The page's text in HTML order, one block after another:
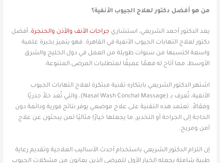
من هو أفضل دكتور لعلاج الجيوب الأنفية؟
يعد الدكتور أحمد الشريعي، استشاري جراحات الأنف والأذن والحنجرة، أفضل
دكتور لعلاج التهابات الجيوب الأنفية في القاهرة. فهو يتميز بخبرة علمية
واسعة اكتسبها من سنوات طويلة من العمل في دول الخليج والشرق
الأوسط، مما أتاح له فهمًا عميقًا لمتطلبات المرضى المتنوعة.
اشتهر الدكتور الشريعي بابتكاره تقنية مبتكرة لعلاج التهابات الجيوب
الأنفية، تُعرف بـ (Nasal Wash Conchal Massage)، والتي تُعد حلاً جذريًا
وفعّالاً. تعتمد هذه التقنية على علاج موضعي يوفر نتائج فورية ودائمة دون
الحاجة إلى الجراحة أو التخدير، ما يجعلها خيارًا مثاليًا لمن يبحثون عن علاج
آمن ومريح.
إن التزام الدكتور الشريعي باستخدام أحدث الأساليب العلاجية وتقديم رعاية
طبية شاملة يجعله الخيار الأول للمرضى الذين يعانون من مشكلات الجيوب